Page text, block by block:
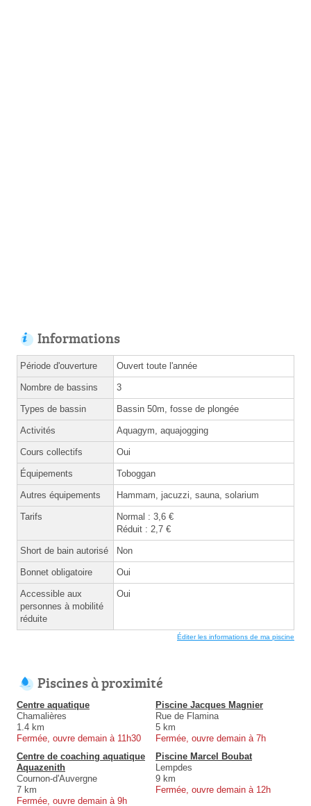
Informations
Période d'ouverture Ouvert toute l'année
Nombre de bassins 3
Types de bassin Bassin 50m, fosse de plongée
Activités Aquagym, aquajogging
Cours collectifs Oui
Équipements Toboggan
Autres équipements Hammam, jacuzzi, sauna, solarium
Tarifs
Normal : 3,6 €
Réduit : 2,7 €
Short de bain autorisé Non
Bonnet obligatoire Oui
Accessible aux
personnes à mobilité
réduite
Oui
Éditer les informations de ma piscine
Piscines à proximité
Centre aquatique
Chamalières
1.4 km
Fermée, ouvre demain à 11h30
Piscine Jacques Magnier
Rue de Flamina
5 km
Fermée, ouvre demain à 7h
Centre de coaching aquatique
Aquazenith
Cournon-d'Auvergne
7 km
Fermée, ouvre demain à 9h
Piscine Marcel Boubat
Lempdes
9 km
Fermée, ouvre demain à 12h